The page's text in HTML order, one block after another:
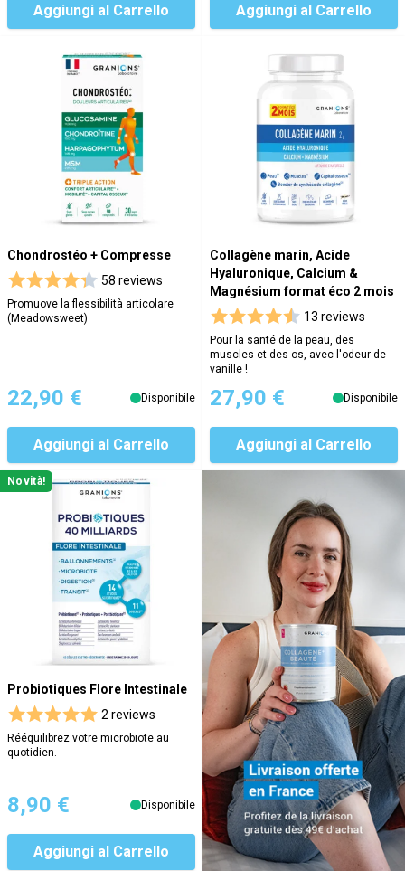
Aggiungi al Carrello Aggiungi al Carrello
Chondrostéo + Compresse
58 reviews
Promuove la flessibilità articolare
(Meadowsweet)
22,90 € Disponibile
Aggiungi al Carrello
Collagène marin, Acide
Hyaluronique, Calcium &
Magnésium format éco 2 mois
13 reviews
Pour la santé de la peau, des
muscles et des os, avec l'odeur de
vanille !
27,90 € Disponibile
Aggiungi al Carrello
Novità!
Probiotiques Flore Intestinale
2 reviews
Rééquilibrez votre microbiote au
quotidien.
8,90 € Disponibile
Aggiungi al Carrello